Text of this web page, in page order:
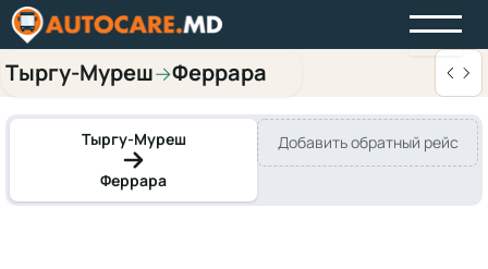
Тыргу-Муреш→Феррара
Тыргу-Муреш
Феррара
Добавить обратный рейс